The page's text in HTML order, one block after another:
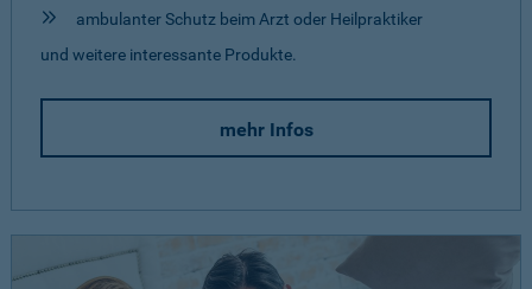
ambulanter Schutz beim Arzt oder Heilpraktiker
und weitere interessante Produkte.
mehr Infos